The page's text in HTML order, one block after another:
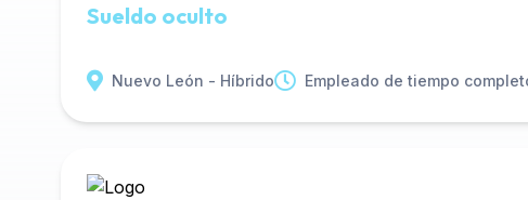
Sueldo oculto
Nuevo León - Híbrido Empleado de tiempo